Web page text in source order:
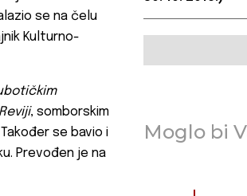
se na čelu
Kulturno-
Reviji, somborskim
se bavio i
Prevođen je na
Moglo bi